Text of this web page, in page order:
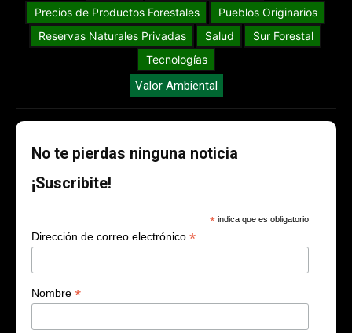
Precios de Productos Forestales
Pueblos Originarios
Reservas Naturales Privadas
Salud
Sur Forestal
Tecnologías
Valor Ambiental
No te pierdas ninguna noticia
¡Suscribite!
* indica que es obligatorio
Dirección de correo electrónico *
Nombre *